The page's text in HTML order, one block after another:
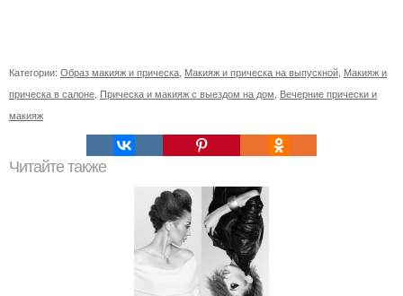
Категории: Образ макияж и прическа Макияж и прическа на выпускной Макияж и
прическа в салоне Прическа и макияж с выездом на дом Вечерние прически и
макияж
Читайте также